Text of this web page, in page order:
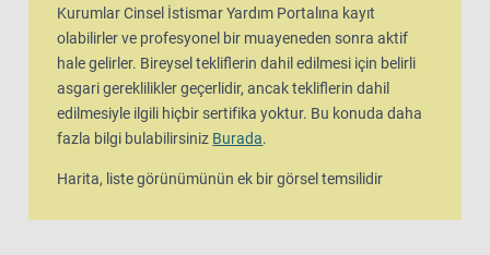
Kurumlar Cinsel İstismar Yardım Portalına kayıt
olabilirler ve profesyonel bir muayeneden sonra aktif
hale gelirler. Bireysel tekliflerin dahil edilmesi için belirli
asgari gereklilikler geçerlidir, ancak tekliflerin dahil
edilmesiyle ilgili hiçbir sertifika yoktur. Bu konuda daha
fazla bilgi bulabilirsiniz Burada.
Harita, liste görünümünün ek bir görsel temsilidir